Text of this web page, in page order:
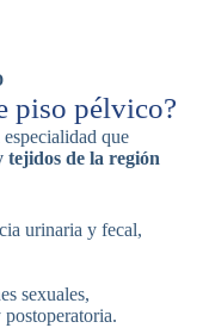
piso pélvico?
que
tejidos de la región
urinaria y fecal,
sexuales,